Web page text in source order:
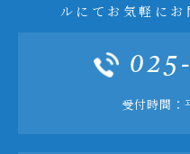
ルにてお気軽にお
受付時間